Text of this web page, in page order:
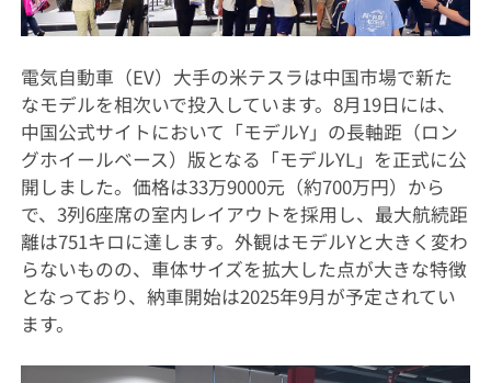
電気自動車（EV）大手の米テスラは中国市場で新た
なモデルを相次いで投入しています。8月19日には、
中国公式サイトにおいて「モデルY」の長軸距（ロン
グホイールベース）版となる「モデルYL」を正式に公
開しました。価格は33万9000元（約700万円）から
で、3列6座席の室内レイアウトを採用し、最大航続距
離は751キロに達します。外観はモデルYと大きく変わ
らないものの、車体サイズを拡大した点が大きな特徴
となっており、納車開始は2025年9月が予定されてい
ます。